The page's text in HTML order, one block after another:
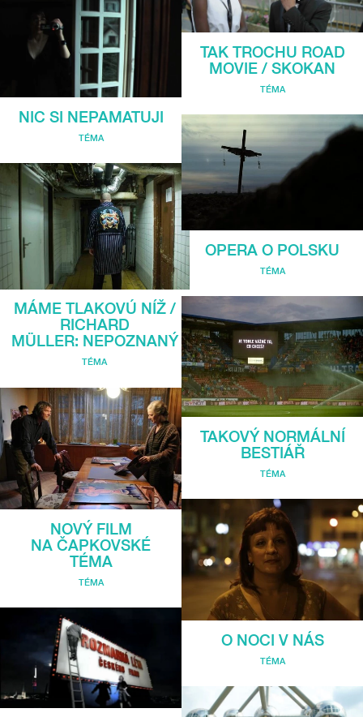
NIC SI NEPAMATUJI
TÉMA
MÁME TLAKOVÚ NÍŽ /
RICHARD
MÜLLER: NEPOZNANÝ
TÉMA
NOVÝ FILM
NA ČAPKOVSKÉ
TÉMA
TÉMA
TAK TROCHU ROAD
MOVIE / SKOKAN
TÉMA
OPERA O POLSKU
TÉMA
TAKOVÝ NORMÁLNÍ
BESTIÁŘ
TÉMA
O NOCI V NÁS
TÉMA